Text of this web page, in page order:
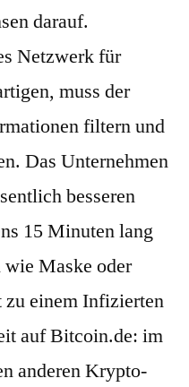
darauf.
Netzwerk für
muss der
filtern und
Das Unternehmen
besseren
15 Minuten lang
wie Maske oder
einem Infizierten
auf Bitcoin.de: im
anderen Krypto-